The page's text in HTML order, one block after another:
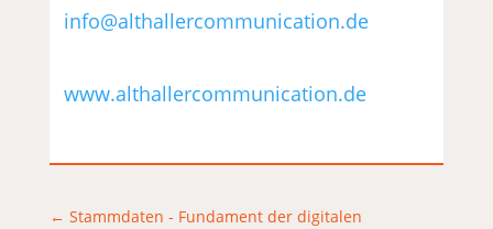
info@althallercommunication.de
www.althallercommunication.de
← Stammdaten - Fundament der digitalen